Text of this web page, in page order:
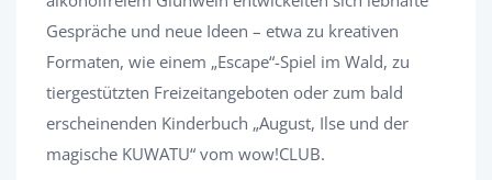
Gespräche und neue Ideen – etwa zu kreativen
Formaten, wie einem „Escape“-Spiel im Wald, zu
tiergestützten Freizeitangeboten oder zum bald
erscheinenden Kinderbuch „August, Ilse und der
magische KUWATU“ vom wow!CLUB.